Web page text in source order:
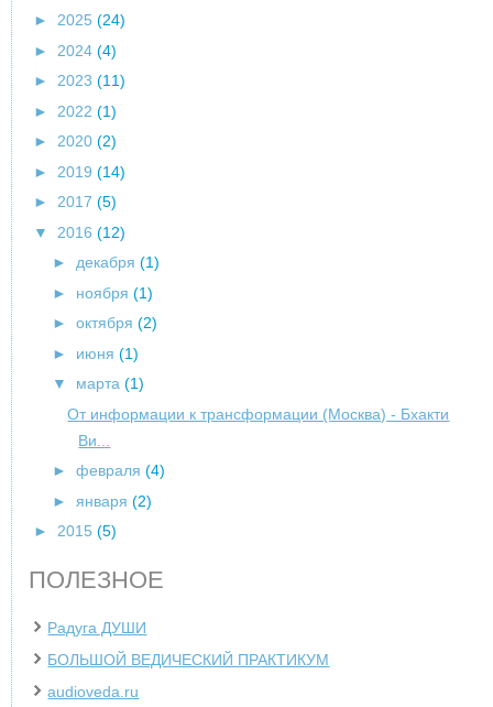
► 2025(24)
► 2024(4)
► 2023(11)
► 2022(1)
► 2020(2)
► 2019(14)
► 2017(5)
▼ 2016(12)
► декабря(1)
► ноября(1)
►октября(2)
► июня(1)
▼ марта(1)
От информации к трансформации (Москва) - Бхакти
Ви...
►февраля(4)
►января(2)
► 2015(5)
ПОЛЕЗНОЕ
Радуга ДУШИ
БОЛЬШОЙ ВЕДИЧЕСКИЙ ПРАКТИКУМ
audioveda.ru